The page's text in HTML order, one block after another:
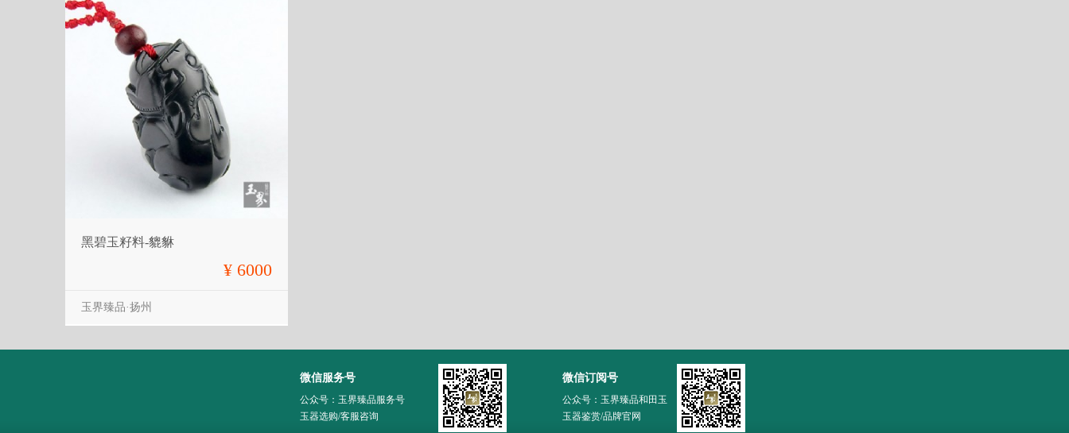
黑碧玉籽料-貔貅
¥ 6000
玉界臻品·扬州
微信服务号
公众号：玉界臻品服务号
玉器选购/客服咨询
微信订阅号
公众号：玉界臻品和田玉
玉器鉴赏/品牌官网